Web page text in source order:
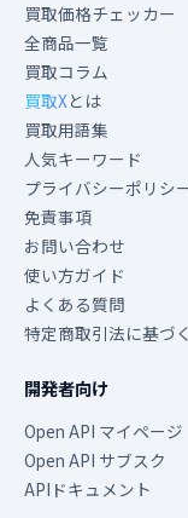
買取価格チェッカー
全商品一覧
買取コラム
買取Xとは
買取用語集
人気キーワード
プライバシーポリシ
免責事項
お問い合わせ
使い方ガイド
よくある質問
特定商取引法に基づ
開発者向け
Open API マイページ
Open API サブスク
APIドキュメント